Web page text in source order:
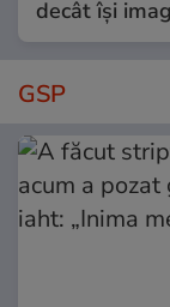
decât își
GSP